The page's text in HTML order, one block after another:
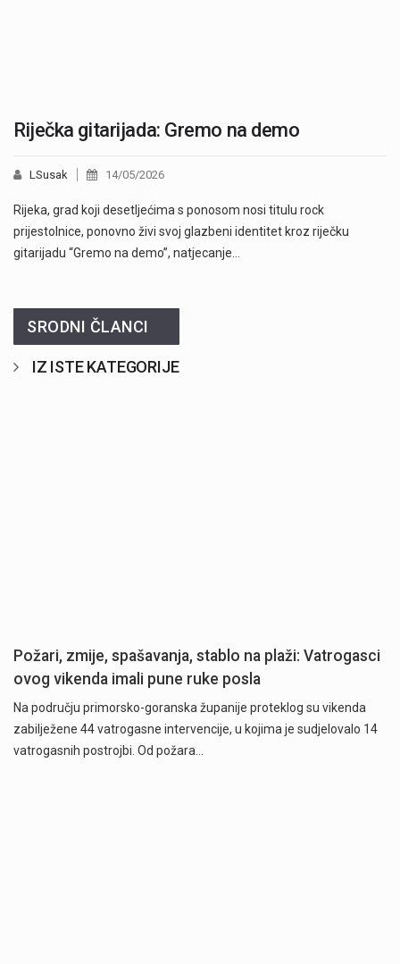
Riječka gitarijada: Gremo na demo
LSusak 14/05/2026
Rijeka, grad koji desetljećima s ponosom nosi titulu rock
prijestolnice, ponovno živi svoj glazbeni identitet kroz riječku
gitarijadu “Gremo na demo”, natjecanje…
SRODNI ČLANCI
IZ ISTE KATEGORIJE
Požari, zmije, spašavanja, stablo na plaži: Vatrogasci
ovog vikenda imali pune ruke posla
Na području primorsko-goranska županije proteklog su vikenda
zabilježene 44 vatrogasne intervencije, u kojima je sudjelovalo 14
vatrogasnih postrojbi. Od požara…